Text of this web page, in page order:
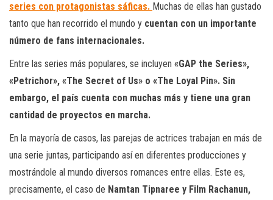
series con protagonistas sáficas. Muchas de ellas han gustado
tanto que han recorrido el mundo y cuentan con un importante
número de fans internacionales.
Entre las series más populares, se incluyen «GAP the Series»,
«Petrichor», «The Secret of Us» o «The Loyal Pin». Sin
embargo, el país cuenta con muchas más y tiene una gran
cantidad de proyectos en marcha.
En la mayoría de casos, las parejas de actrices trabajan en más de
una serie juntas, participando así en diferentes producciones y
mostrándole al mundo diversos romances entre ellas. Este es,
precisamente, el caso de Namtan Tipnaree y Film Rachanun,